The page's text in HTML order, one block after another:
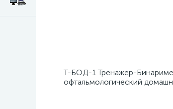
Т-БОД-1 Тренажер-
офтальмологический